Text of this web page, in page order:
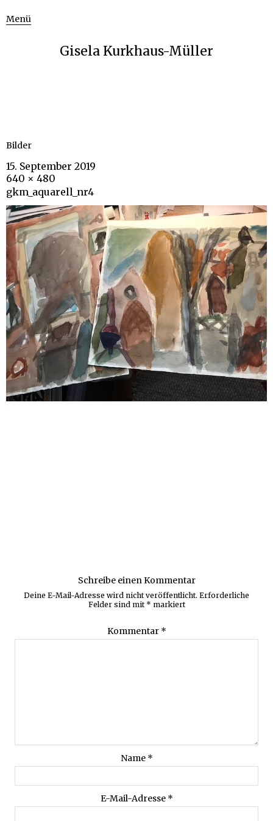
Menü
Gisela Kurkhaus-Müller
Bilder
15. September 2019
640 × 480
gkm_aquarell_nr4
Schreibe einen Kommentar
Deine E-Mail-Adresse wird nicht veröffentlicht. Erforderliche
Felder sind mit * markiert
Kommentar *
Name *
E-Mail-Adresse *